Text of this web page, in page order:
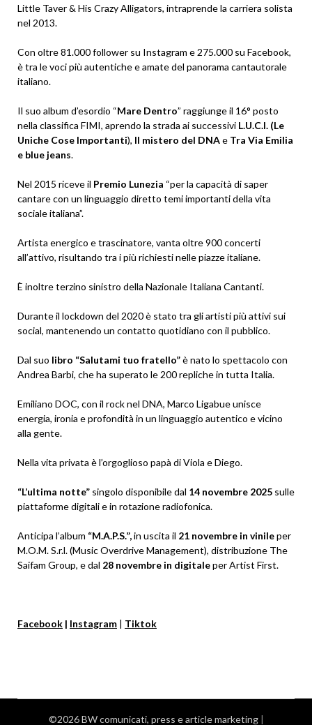
Little Taver & His Crazy Alligators, intraprende la carriera solista
nel 2013.
Con oltre 81.000 follower su Instagram e 275.000 su Facebook,
è tra le voci più autentiche e amate del panorama cantautorale
italiano.
Il suo album d’esordio “Mare Dentro” raggiunge il 16° posto
nella classifica FIMI, aprendo la strada ai successivi L.U.C.I. (Le
Uniche Cose Importanti), Il mistero del DNAe Tra Via Emilia
e blue jeans.
Nel 2015 riceve il Premio Lunezia “per la capacità di saper
cantare con un linguaggio diretto temi importanti della vita
sociale italiana”.
Artista energico e trascinatore, vanta oltre 900 concerti
all’attivo, risultando tra i più richiesti nelle piazze italiane.
È inoltre terzino sinistro della Nazionale Italiana Cantanti.
Durante il lockdown del 2020 è stato tra gli artisti più attivi sui
social, mantenendo un contatto quotidiano con il pubblico.
Dal suo libro “Salutami tuo fratello”è nato lo spettacolo con
Andrea Barbi, che ha superato le 200 repliche in tutta Italia.
Emiliano DOC, con il rock nel DNA, Marco Ligabue unisce
energia, ironia e profondità in un linguaggio autentico e vicino
alla gente.
Nella vita privata è l’orgoglioso papà di Viola e Diego.
“L’ultima notte” singolo disponibile dal 14 novembre 2025 sulle
piattaforme digitali e in rotazione radiofonica.
Anticipa l’album “M.A.P.S.”,in uscita il 21 novembre in vinileper
M.O.M. S.r.l. (Music Overdrive Management), distribuzione The
Saifam Group, e dal 28 novembre in digitaleper Artist First.
Facebook | Instagram | Tiktok
©2026 BW comunicati, press e article marketing |